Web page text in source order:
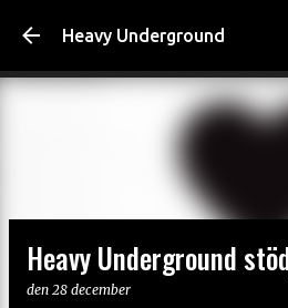
Fortsätt till
Heavy Underground
Heavy Underground
den 28 december